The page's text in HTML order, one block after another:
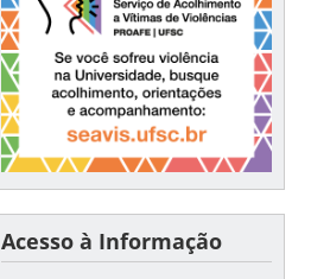
Acesso à Informação